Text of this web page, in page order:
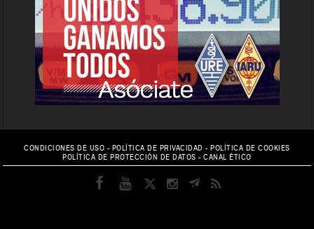
CONDICIONES DE USO - POLÍTICA DE PRIVACIDAD -POLÍTICA DE COOKIES
POLÍTICA DE PROTECCIÓN DE DATOS -CANAL ÉTICO